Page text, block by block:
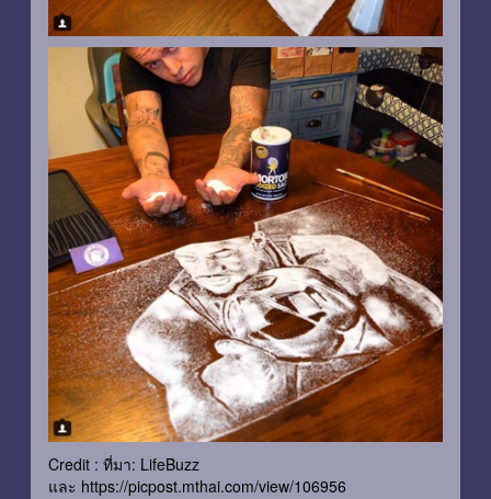
Credit : ที่มา: LifeBuzz
และ https://picpost.mthai.com/view/106956